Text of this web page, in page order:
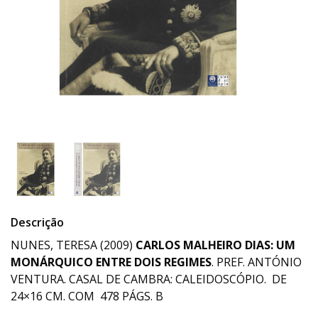
Descrição
NUNES, TERESA (2009) CARLOS MALHEIRO DIAS: UM
MONÁRQUICO ENTRE DOIS REGIMES. PREF. ANTÓNIO
VENTURA. CASAL DE CAMBRA: CALEIDOSCÓPIO. DE
24×16 CM. COM 478 PÁGS. B